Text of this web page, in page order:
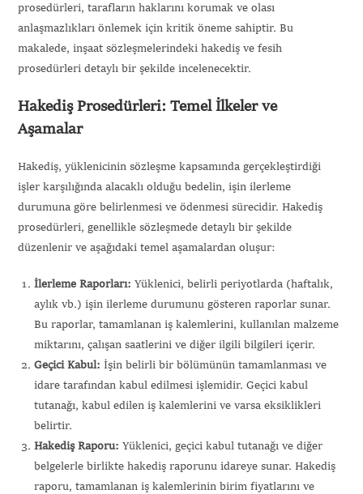
prosedürleri, tarafların haklarını korumak ve olası
anlaşmazlıkları önlemek için kritik öneme sahiptir. Bu
makalede, inşaat sözleşmelerindeki hakediş ve fesih
prosedürleri detaylı bir şekilde incelenecektir.
Hakediş Prosedürleri: Temel İlkeler ve
Aşamalar
Hakediş, yüklenicinin sözleşme kapsamında gerçekleştirdiği
işler karşılığında alacaklı olduğu bedelin, işin ilerleme
durumuna göre belirlenmesi ve ödenmesi sürecidir. Hakediş
prosedürleri, genellikle sözleşmede detaylı bir şekilde
düzenlenir ve aşağıdaki temel aşamalardan oluşur:
İlerleme Raporları: Yüklenici, belirli periyotlarda (haftalık,
aylık vb.) işin ilerleme durumunu gösteren raporlar sunar.
Bu raporlar, tamamlanan iş kalemlerini, kullanılan malzeme
miktarını, çalışan saatlerini ve diğer ilgili bilgileri içerir.
Geçici Kabul: İşin belirli bir bölümünün tamamlanması ve
idare tarafından kabul edilmesi işlemidir. Geçici kabul
tutanağı, kabul edilen iş kalemlerini ve varsa eksiklikleri
belirtir.
Hakediş Raporu: Yüklenici, geçici kabul tutanağı ve diğer
belgelerle birlikte hakediş raporunu idareye sunar. Hakediş
raporu, tamamlanan iş kalemlerinin birim fiyatlarını ve